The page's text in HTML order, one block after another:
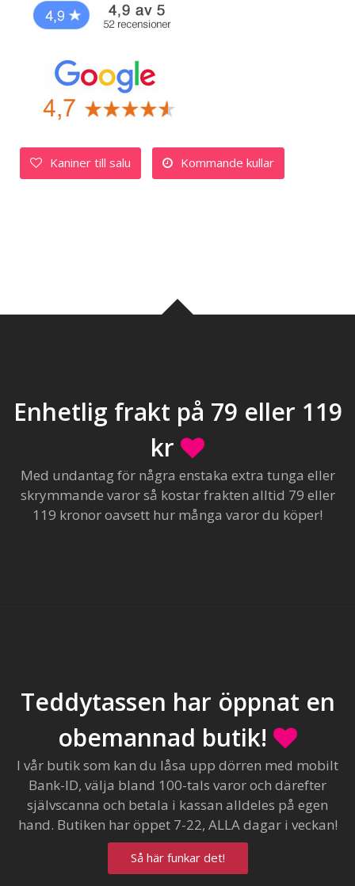
Kaniner till salu Kommande kullar
Enhetlig frakt på 79 eller 119
kr
Med undantag för några enstaka extra tunga eller
skrymmande varor så kostar frakten alltid 79 eller
119 kronor oavsett hur många varor du köper!
Teddytassen har öppnat en
obemannad butik!
I vår butik som kan du låsa upp dörren med mobilt
Bank-ID, välja bland 100-tals varor och därefter
självscanna och betala i kassan alldeles på egen
hand. Butiken har öppet 7-22, ALLA dagar i veckan!
Så här funkar det!